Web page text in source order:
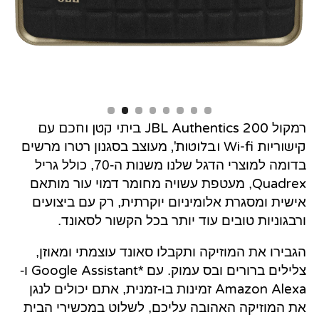
רמקול
JBL Authentics 200 ביתי קטן וחכם עם
קישוריות Wi-fi ובלוטות',
מעוצב בסגנון רטרו מרשים
בדומה למוצרי הדגל שלנו משנות ה-70, כולל גריל
Quadrex, מעטפת עשויה מחומר דמוי עור מותאם
אישית ומסגרת אלומיניום יוקרתית, רק עם ביצועים
ורבגוניות טובים עוד יותר בכל הקשור לסאונד.
הגבירו את המוזיקה ותקבלו סאונד עוצמתי ומאוזן,
צלילים ברורים ובס עמוק. עם *Google Assistant ו-
Amazon Alexa זמינות בו-זמנית, אתם יכולים לנגן
את המוזיקה האהובה עליכם, לשלוט במכשירי הבית